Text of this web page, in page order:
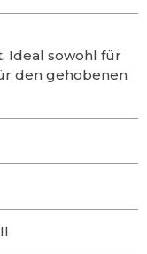
Ideal sowohl für
den gehobenen